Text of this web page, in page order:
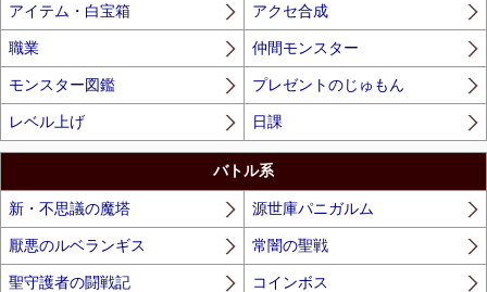
アイテム・白宝箱 アクセ合成
職業 仲間モンスター
モンスター図鑑 プレゼントのじゅもん
レベル上げ 日課
バトル系
新・不思議の魔塔 源世庫パニガルム
厭悪のルベランギス 常闇の聖戦
聖守護者の闘戦記 コインボス